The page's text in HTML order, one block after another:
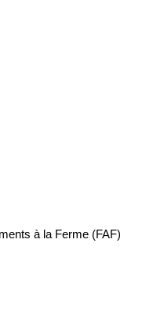
à la Ferme (FAF)